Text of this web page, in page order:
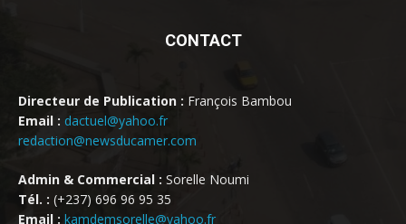
CONTACT
Directeur de Publication : François Bambou
Email : dactuel@yahoo.fr
redaction@newsducamer.com
Admin & Commercial : Sorelle Noumi
Tél. : (+237) 696 96 95 35
Email : kamdemsorelle@yahoo.fr